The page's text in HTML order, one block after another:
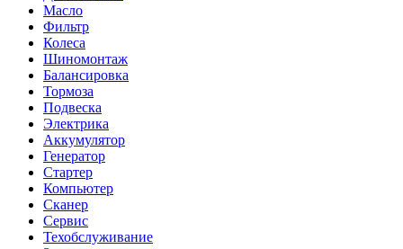
Масло
Фильтр
Колеса
Шиномонтаж
Балансировка
Тормоза
Подвеска
Электрика
Аккумулятор
Генератор
Стартер
Компьютер
Сканер
Сервис
Техобслуживание